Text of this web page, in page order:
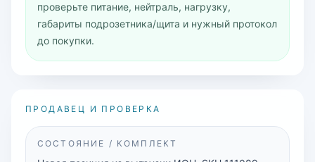
проверьте питание, нейтраль, нагрузку,
габариты подрозетника/щита и нужный протокол
до покупки.
ПРОДАВЕЦ И ПРОВЕРКА
СОСТОЯНИЕ / КОМПЛЕКТ